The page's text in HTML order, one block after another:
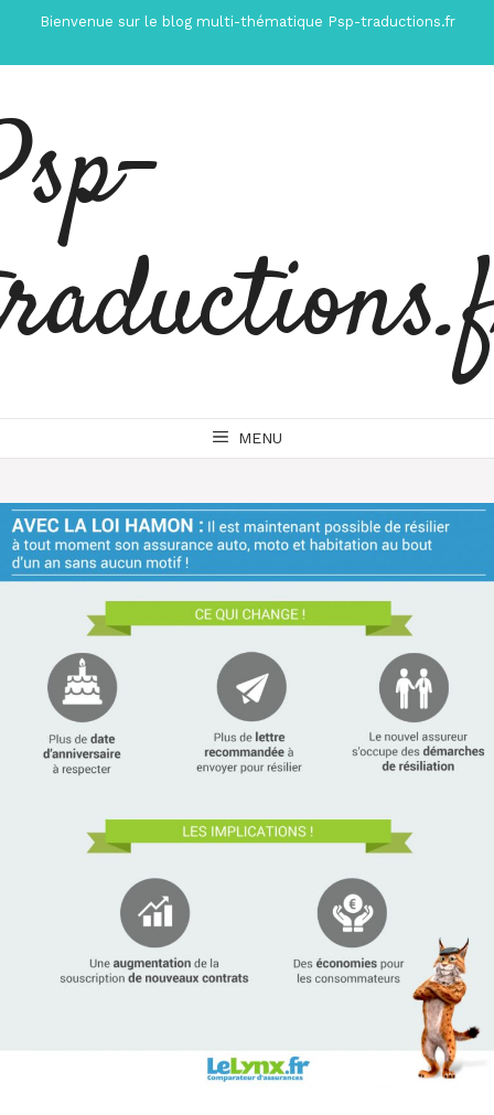
contenu
Bienvenue sur le blog multi-thématique Psp-traductions.fr
MENU